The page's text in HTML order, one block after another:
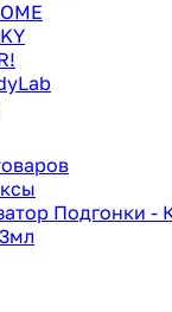
Подгонки -